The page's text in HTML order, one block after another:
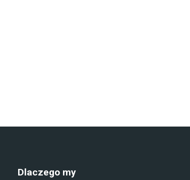
Dlaczego my